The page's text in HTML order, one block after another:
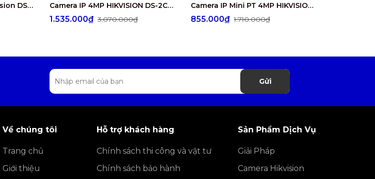
Camera IP PTZ 4MP Hikvision DS-2SE3C404MWG-E/14 Camera IP 4MP HIKVISION DS-2CD1347G2-L
1.535.000₫ 3.070.000₫
Camera IP Mini PT 4MP HIKVISION DS-2DE2C400MWG/W
855.000₫1.710.000₫
Gửi
Về chúng tôi
Trang chủ
Giới thiệu
Hỗ trợ khách hàng
Chính sách thi công và vật tư
Chính sách bảo hành
Sản Phẩm Dịch Vụ
Giải Pháp
Camera Hikvision